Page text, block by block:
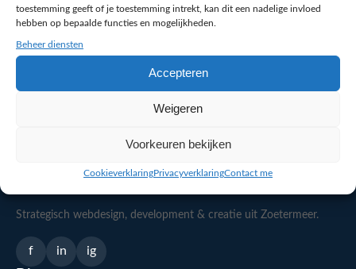
toestemming geeft of je toestemming intrekt, kan dit een nadelige invloed
hebben op bepaalde functies en mogelijkheden.
Beheer diensten
Accepteren
Weigeren
Voorkeuren bekijken
CookieverklaringPrivacyverklaringContact me
Strategisch webdesign, development & creatie uit Zoetermeer.
f in ig